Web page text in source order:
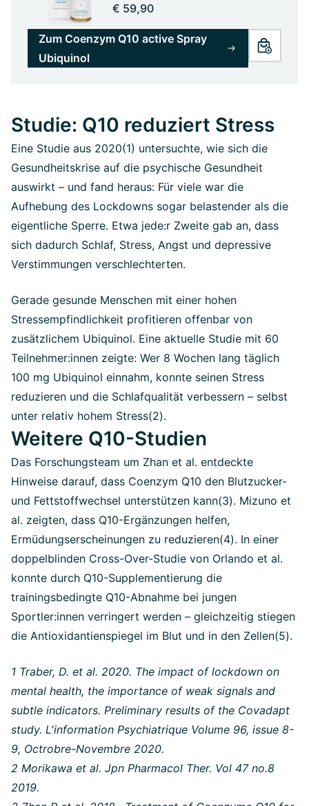
€ 59,90
Zum Coenzym Q10 active Spray
Ubiquinol
Studie: Q10 reduziert Stress
Eine Studie aus 2020(1) untersuchte, wie sich die
Gesundheitskrise auf die psychische Gesundheit
auswirkt – und fand heraus: Für viele war die
Aufhebung des Lockdowns sogar belastender als die
eigentliche Sperre. Etwa jede:r Zweite gab an, dass
sich dadurch Schlaf, Stress, Angst und depressive
Verstimmungen verschlechterten.
Gerade gesunde Menschen mit einer hohen
Stressempfindlichkeit profitieren offenbar von
zusätzlichem Ubiquinol. Eine aktuelle Studie mit 60
Teilnehmer:innen zeigte: Wer 8 Wochen lang täglich
100 mg Ubiquinol einnahm, konnte seinen Stress
reduzieren und die Schlafqualität verbessern – selbst
unter relativ hohem Stress(2).
Weitere Q10-Studien
Das Forschungsteam um Zhan et al. entdeckte
Hinweise darauf, dass Coenzym Q10 den Blutzucker-
und Fettstoffwechsel unterstützen kann(3). Mizuno et
al. zeigten, dass Q10-Ergänzungen helfen,
Ermüdungserscheinungen zu reduzieren(4). In einer
doppelblinden Cross-Over-Studie von Orlando et al.
konnte durch Q10-Supplementierung die
trainingsbedingte Q10-Abnahme bei jungen
Sportler:innen verringert werden – gleichzeitig stiegen
die Antioxidantienspiegel im Blut und in den Zellen(5).
1 Traber, D. et al. 2020. The impact of lockdown on
mental health, the importance of weak signals and
subtle indicators. Preliminary results of the Covadapt
study. L'information Psychiatrique Volume 96, issue 8-
9, Octrobre-Novembre 2020.
2 Morikawa et al. Jpn Pharmacol Ther. Vol 47 no.8
2019.